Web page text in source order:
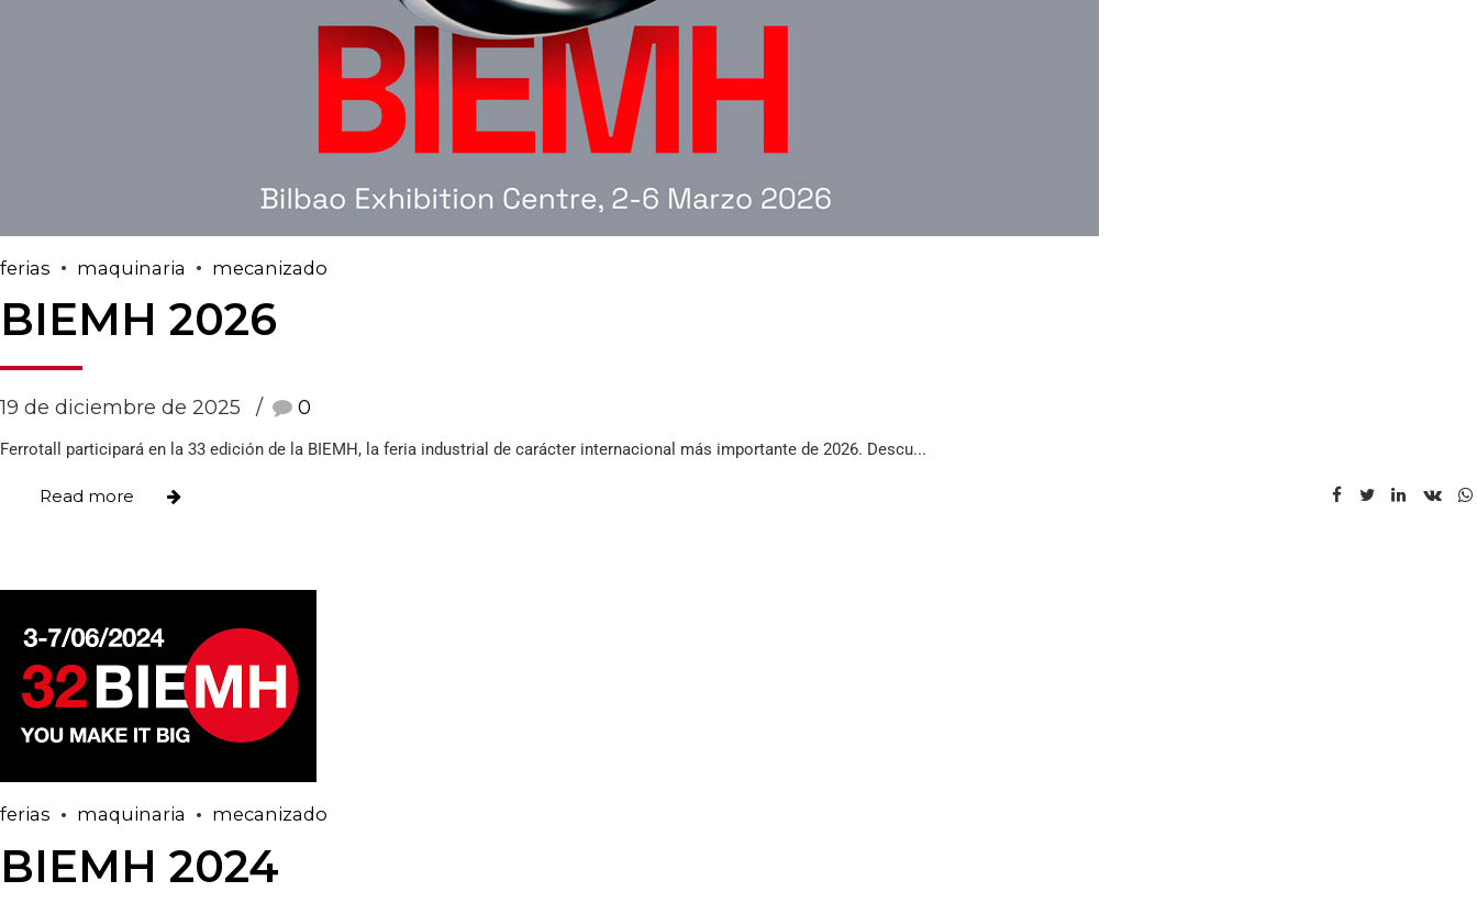
ferias maquinaria mecanizado
BIEMH 2026
19 de diciembre de 2025 0
Ferrotall participará en la 33 edición de la BIEMH, la feria industrial de carácter internacional más importante de 2026. Descu...
Read more
ferias maquinaria mecanizado
BIEMH 2024